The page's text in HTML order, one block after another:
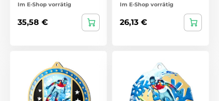
Im E-Shop vorrätig
35,58 €
Im E-Shop vorrätig
26,13 €